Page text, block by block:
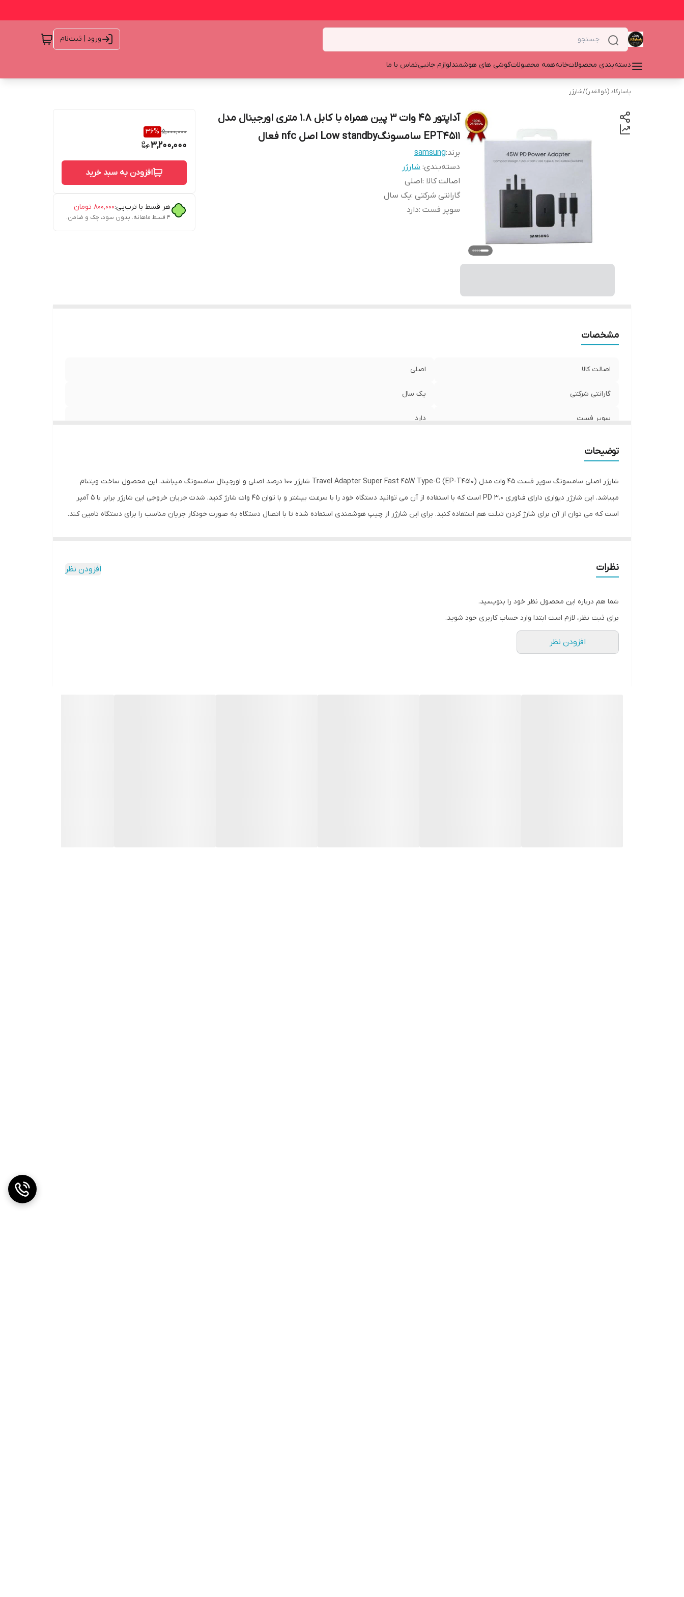
ورود | ثبت‌نام
دسته‌بندی محصولاتخانههمه محصولاتگوشی های هوشمندلوازم جانبیتماس با ما
پاسارگاد (ذوالقدر)/شارژر
آداپتور 45 وات 3 پین همراه با کابل ۱.۸ متری اورجینال مدل
EPT4511 سامسونگLow standby اصل nfc فعال
برند:samsung
دسته‌بندی: شارژر
اصالت کالا :اصلی
گارانتی شرکتی :یک سال
سوپر فست :دارد
5,000,000
36%
3,200,000
افزودن به سبد خرید
هر قسط با ترب‌پی:۸۰۰٬۰۰۰ تومان
۴ قسط ماهانه. بدون سود، چک و ضامن.
مشخصات
اصالت کالا اصلی
گارانتی شرکتی یک سال
سوپر فست دارد
توضیحات
شارژر اصلی سامسونگ سوپر فست 45 وات مدل Travel Adapter Super Fast 45W Type-C (EP-T4510) شارژر 100 درصد اصلی و اورجینال سامسونگ میباشد. این محصول ساخت ویتنام
میباشد. این شارژر دیواری دارای فناوری PD 3.0 است که با استفاده از آن می توانید دستگاه خود را با سرعت بیشتر و با توان 45 وات شارژ کنید. شدت جریان خروجی این شارژر برابر با 5 آمپر
است که می توان از آن برای شارژ کردن تبلت هم استفاده کنید. برای این شارژر از چیپ هوشمندی استفاده شده تا با اتصال دستگاه به صورت خودکار جریان مناسب را برای دستگاه تامین کند.
نظرات افزودن نظر
شما هم درباره این محصول نظر خود را بنویسید.
برای ثبت نظر، لازم است ابتدا وارد حساب کاربری خود شوید.
افزودن نظر